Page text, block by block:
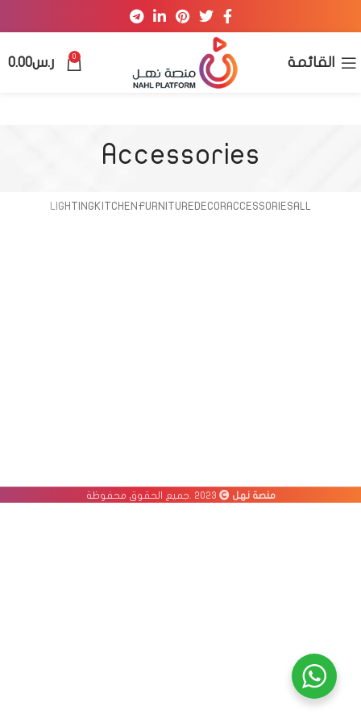
القائمة 0 ر.س0.00
Accessories
ALL
ACCESSORIES
DECOR
FURNITURE
KITCHEN
LIGHTING
منصة نهل